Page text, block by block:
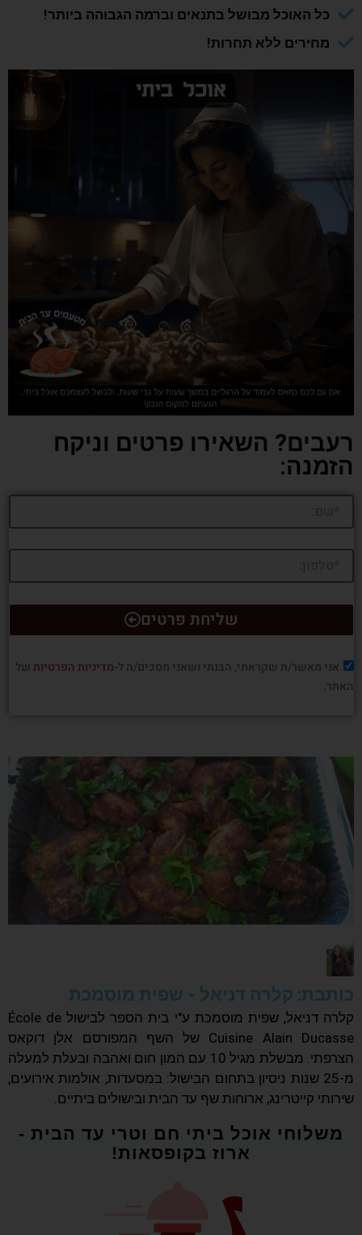
כל האוכל מבושל בתנאים וברמה הגבוהה ביותר!
מחירים ללא תחרות!
רעבים? השאירו פרטים וניקח
הזמנה:
אני מאשר/ת שקראתי, הבנתי ושאני מסכים/ה ל-מדיניות הפרטיות של
האתר.
שליחת פרטים
כותבת: קלרה דניאל - שפית מוסמכת
קלרה דניאל, שפית מוסמכת ע"י בית הספר לבישול École de
Cuisine Alain Ducasse של השף המפורסם אלן דוקאס
הצרפתי. מבשלת מגיל 10 עם המון חום ואהבה ובעלת למעלה
מ-25 שנות ניסיון בתחום הבישול: במסעדות, אולמות אירועים,
שירותי קייטרינג, ארוחות שף עד הבית ובישולים ביתיים.
משלוחי אוכל ביתי חם וטרי עד הבית -
ארוז בקופסאות!